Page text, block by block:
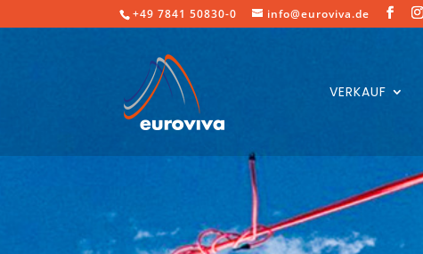
+49 7841 50830-0 info@euroviva.de
VERKAUF